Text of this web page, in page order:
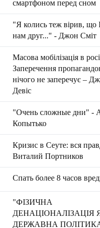
смартфоном перед сном
"Я колись теж вірив, що
нам друг..." - Джон Сміт
Масова мобілізація в
Заперечення
нічого не заперечує –
Девіс
"Очень сложные дни" -
Копытько
Кризис в Сеуте: вся
Виталий Портников
Спать более 8 часов
"ФІЗИЧНА
ДЕНАЦІОНАЛІЗАЦІЯ
ДЕРЖАВНА